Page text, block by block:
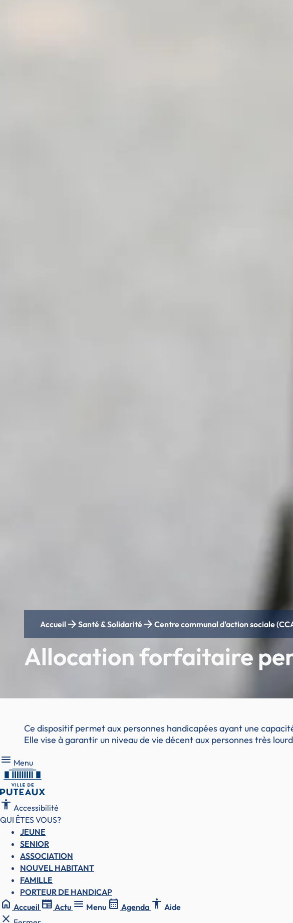
Accueil arrow_forward Santé & Solidarité arrow_forward Centre communal d'action sociale
Allocation forfaitaire
Ce dispositif permet aux personnes handicapées ayant une
Elle vise à garantir un niveau de vie décent aux personnes très
Menu Menu
accessibility Accessibilité
QUI ÊTES VOUS?
JEUNE
SENIOR
ASSOCIATION
NOUVEL HABITANT
FAMILLE
PORTEUR DE HANDICAP
home Accueil newspaper Actu menu Menu calendar_month Agenda accessibility Aide
close